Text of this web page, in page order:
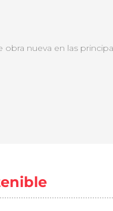
nueva en las